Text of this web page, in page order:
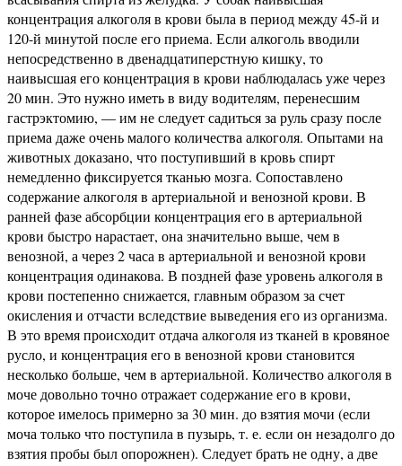
концентрация алкоголя в крови была в период между 45-й и
120-й минутой после его приема. Если алкоголь вводили
непосредственно в двенадцатиперстную кишку, то
наивысшая его концентрация в крови наблюдалась уже через
20 мин. Это нужно иметь в виду водителям, перенесшим
гастрэктомию, — им не следует садиться за руль сразу после
приема даже очень малого количества алкоголя. Опытами на
животных доказано, что поступивший в кровь спирт
немедленно фиксируется тканью мозга. Сопоставлено
содержание алкоголя в артериальной и венозной крови. В
ранней фазе абсорбции концентрация его в артериальной
крови быстро нарастает, она значительно выше, чем в
венозной, а через 2 часа в артериальной и венозной крови
концентрация одинакова. В поздней фазе уровень алкоголя в
крови постепенно снижается, главным образом за счет
окисления и отчасти вследствие выведения его из организма.
В это время происходит отдача алкоголя из тканей в кровяное
русло, и концентрация его в венозной крови становится
несколько больше, чем в артериальной. Количество алкоголя в
моче довольно точно отражает содержание его в крови,
которое имелось примерно за 30 мин. до взятия мочи (если
моча только что поступила в пузырь, т. е. если он незадолго до
взятия пробы был опорожнен). Следует брать не одну, а две